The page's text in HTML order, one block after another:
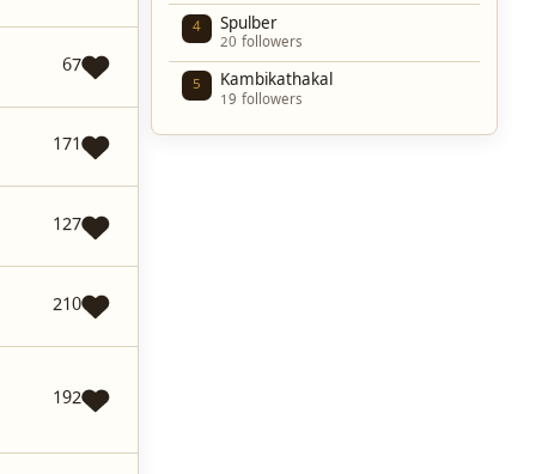
67
171
127
210
192
4 Spulber
20 followers
5 Kambikathakal
19 followers